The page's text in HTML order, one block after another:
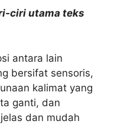
ciri utama teks
antara lain
bersifat sensoris,
kalimat yang
ganti, dan
dan mudah